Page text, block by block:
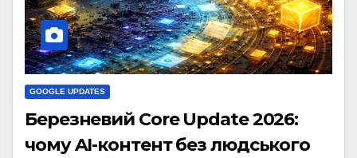
GOOGLE UPDATES
Березневий Core Update 2026:
чому AI-контент без людського